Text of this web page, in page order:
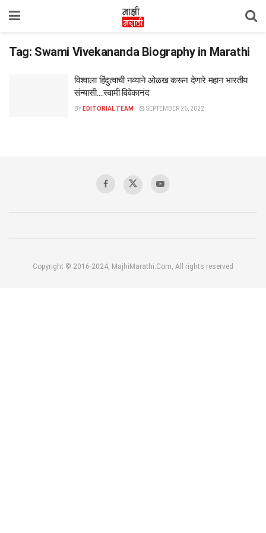
Tag: Swami Vivekananda Biography in Marathi
विश्वाला हिंदुत्वाची नव्याने ओळख करून देणारे महान भारतीय
संन्यासी….स्वामी विवेकानंद
BY EDITORIAL TEAM SEPTEMBER 26, 2022
Copyright © 2016-2024, MajhiMarathi.Com, All rights reserved